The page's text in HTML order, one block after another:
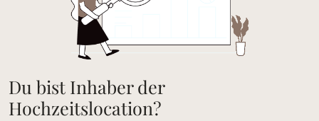
Du bist Inhaber der
Hochzeitslocation?